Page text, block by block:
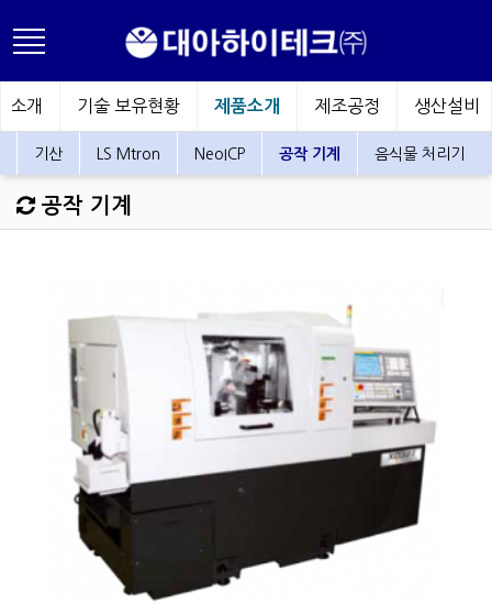
소개 기술 보유현황 제품소개 제조공정 생산설비
기산 LS Mtron NeoICP 공작 기계 음식물 처리기
공작 기계